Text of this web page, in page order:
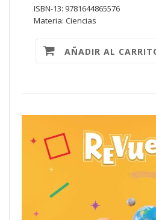
ISBN-13: 9781644865576
Materia: Ciencias
AÑADIR AL